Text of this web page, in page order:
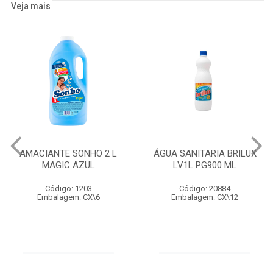
Veja mais
AMACIANTE SONHO 2 L
MAGIC AZUL
Código: 1203
Embalagem: CX\6
ÁGUA SANITARIA BRILUX
LV1L PG900 ML
Código: 20884
Embalagem: CX\12